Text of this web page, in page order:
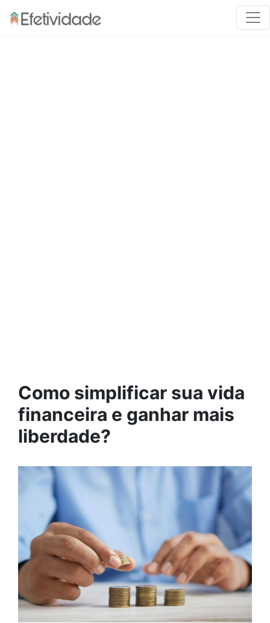
Como simplificar sua vida
financeira e ganhar mais
liberdade?